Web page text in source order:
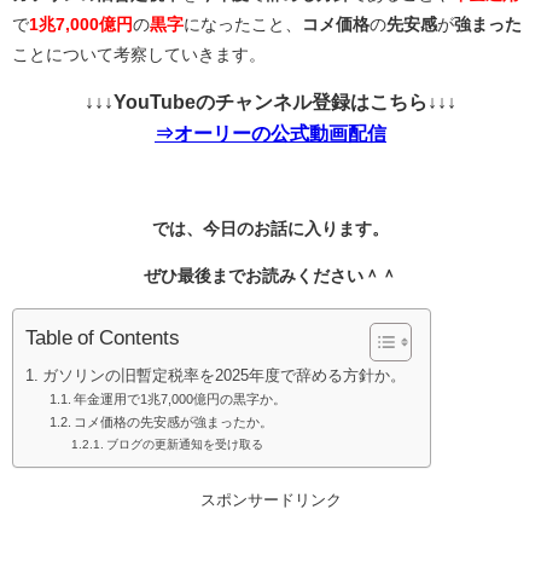
で1兆7,000億円の黒字になったこと、 コメ価格の先安感が強まった
ことについて考察していきます。
↓↓↓YouTubeのチャンネル登録はこちら↓↓↓
⇒オーリーの公式動画配信
では、今日のお話に入ります。
ぜひ最後までお読みください＾＾
Table of Contents
ガソリンの旧暫定税率を2025年度で辞める方針か。
年金運用で1兆7,000億円の黒字か。
コメ価格の先安感が強まったか。
ブログの更新通知を受け取る
スポンサードリンク